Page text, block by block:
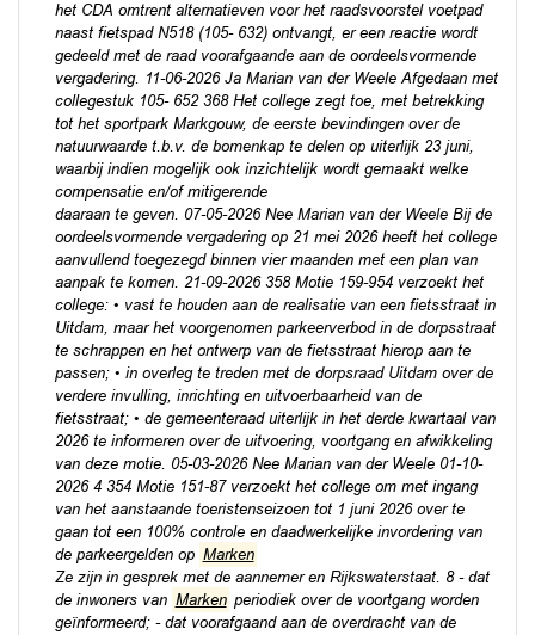
het CDA omtrent alternatieven voor het raadsvoorstel voetpad
naast fietspad N518 (105- 632) ontvangt, er een reactie wordt
gedeeld met de raad voorafgaande aan de oordeelsvormende
vergadering. 11-06-2026 Ja Marian van der Weele Afgedaan met
collegestuk 105- 652 368 Het college zegt toe, met betrekking
tot het sportpark Markgouw, de eerste bevindingen over de
natuurwaarde t.b.v. de bomenkap te delen op uiterlijk 23 juni,
waarbij indien mogelijk ook inzichtelijk wordt gemaakt welke
compensatie en/of mitigerende
daaraan te geven. 07-05-2026 Nee Marian van der Weele Bij de
oordeelsvormende vergadering op 21 mei 2026 heeft het college
aanvullend toegezegd binnen vier maanden met een plan van
aanpak te komen. 21-09-2026 358 Motie 159-954 verzoekt het
college: • vast te houden aan de realisatie van een fietsstraat in
Uitdam, maar het voorgenomen parkeerverbod in de dorpsstraat
te schrappen en het ontwerp van de fietsstraat hierop aan te
passen; • in overleg te treden met de dorpsraad Uitdam over de
verdere invulling, inrichting en uitvoerbaarheid van de
fietsstraat; • de gemeenteraad uiterlijk in het derde kwartaal van
2026 te informeren over de uitvoering, voortgang en afwikkeling
van deze motie. 05-03-2026 Nee Marian van der Weele 01-10-
2026 4 354 Motie 151-87 verzoekt het college om met ingang
van het aanstaande toeristenseizoen tot 1 juni 2026 over te
gaan tot een 100% controle en daadwerkelijke invordering van
de parkeergelden op Marken
Ze zijn in gesprek met de aannemer en Rijkswaterstaat. 8 - dat
de inwoners van Marken periodiek over de voortgang worden
geïnformeerd; - dat voorafgaand aan de overdracht van de